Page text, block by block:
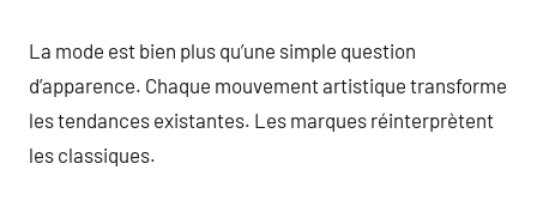
La mode est bien plus qu’une simple question
d’apparence. Chaque mouvement artistique transforme
les tendances existantes. Les marques réinterprètent
les classiques.